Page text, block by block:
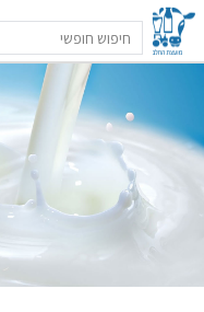
ענף החלב
מועצת החלב
משק החלב
תעשיית החלב